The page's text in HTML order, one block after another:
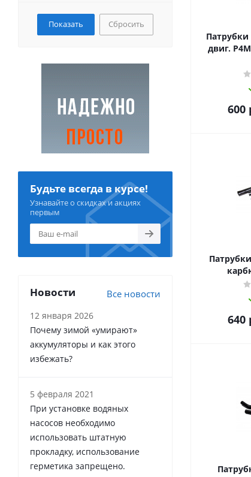
Патрубки
двиг.
600
640
Сбросить
Будьте всегда в курсе!
Узнавайте о скидках и акциях
первым
Новости Все новости
12 января 2026
Почему зимой «умирают»
аккумуляторы и как этого
избежать?
5 февраля 2021
При установке водяных
насосов необходимо
использовать штатную
прокладку, использование
герметика запрещено.